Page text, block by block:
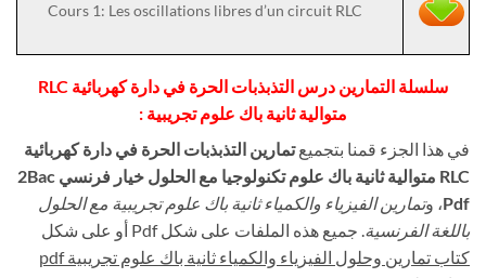
Cours 1: Les oscillations libres d’un circuit RLC
سلسلة التمارين درس التذبذبات الحرة في دارة كهربائية RLC
متوالية ثانية باك علوم تجريبية :
في هذا الجزء قمنا بتجميعتمارين التذبذبات الحرة في دارة كهربائية
RLC متوالية ثانية باك علوم تكنولوجيا مع الحلول خيار فرنسي 2Bac
Pdf، وتمارين الفيزياء والكمياء ثانية باك علوم تجريبية مع الحلول
باللغة الفرنسية. جميع هذه الملفات على شكل Pdf أو على شكل
كتاب تمارين وحلول الفيزياء والكمياء ثانية باك علوم تجريبيةpdf